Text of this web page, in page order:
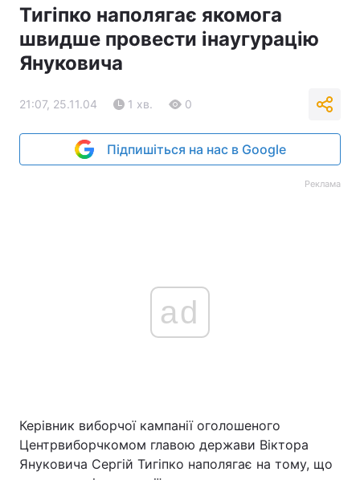
Тигіпко наполягає якомога
швидше провести інаугурацію
Януковича
21:07, 25.11.04 1 хв. 0
Підпишіться на нас в Google
Реклама
ad
Керівник виборчої кампанії оголошеного
Центрвиборчкомом главою держави Віктора
Януковича Сергій Тигіпко наполягає на тому, що